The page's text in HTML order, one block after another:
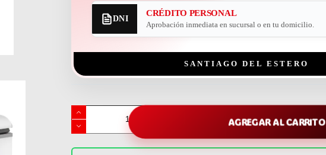
DNI
CRÉDITO PERSONAL
Aprobación inmediata en sucursal o en tu domicilio.
SANTIAGO DEL ESTERO
Freezer
Whirlpool
Horizontal
WHA22D2
AGREGAR AL CARRITO